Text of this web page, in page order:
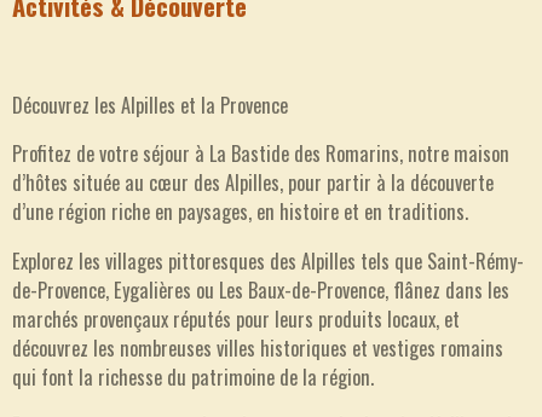
Découvrez les Alpilles et la Provence
Profitez de votre séjour à La Bastide des Romarins, notre maison
d’hôtes située au cœur des Alpilles, pour partir à la découverte
d’une région riche en paysages, en histoire et en traditions.
Explorez les villages pittoresques des Alpilles tels que Saint-Rémy-
de-Provence, Eygalières ou Les Baux-de-Provence, flânez dans les
marchés provençaux réputés pour leurs produits locaux, et
découvrez les nombreuses villes historiques et vestiges romains
qui font la richesse du patrimoine de la région.